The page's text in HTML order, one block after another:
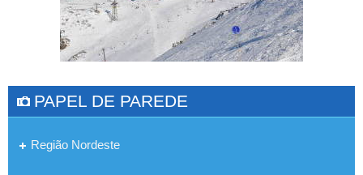
PAPEL DE PAREDE
Região Nordeste